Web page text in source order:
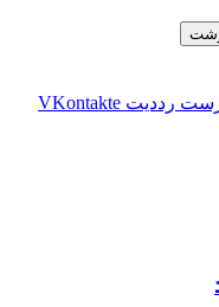
‫رددیت ‫VKontakte